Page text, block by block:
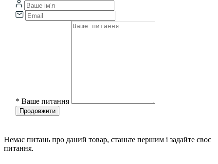
* Ваше питання
Продовжити
Немає питань про даний товар, станьте першим і задайте своє
питання.